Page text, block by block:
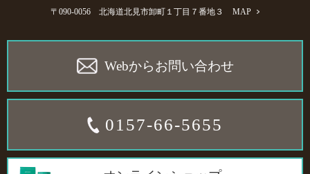
〒090-0056 北海道北見市卸町１丁目７番地３ MAP
Webからお問い合わせ
0157-66-5655